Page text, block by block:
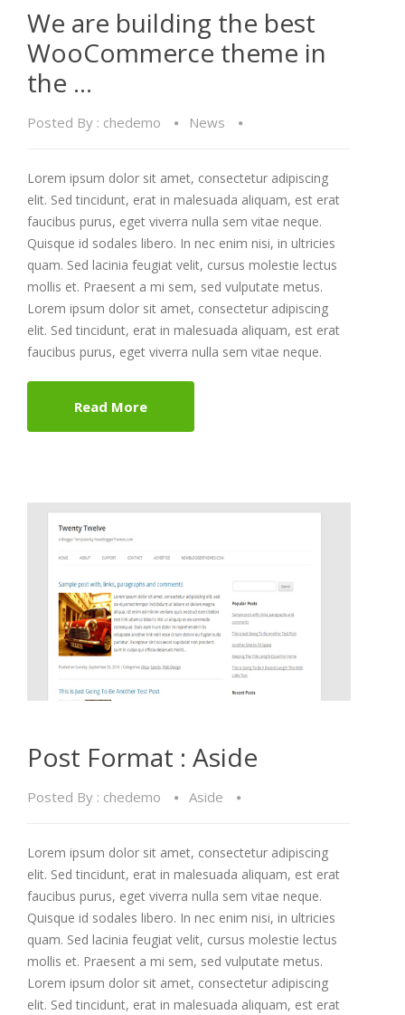
We are building the best
WooCommerce theme in
the …
Posted By : chedemo News
Lorem ipsum dolor sit amet, consectetur adipiscing
elit. Sed tincidunt, erat in malesuada aliquam, est erat
faucibus purus, eget viverra nulla sem vitae neque.
Quisque id sodales libero. In nec enim nisi, in ultricies
quam. Sed lacinia feugiat velit, cursus molestie lectus
mollis et. Praesent a mi sem, sed vulputate metus.
Lorem ipsum dolor sit amet, consectetur adipiscing
elit. Sed tincidunt, erat in malesuada aliquam, est erat
faucibus purus, eget viverra nulla sem vitae neque.
Read More
Post Format : Aside
Posted By : chedemo Aside
Lorem ipsum dolor sit amet, consectetur adipiscing
elit. Sed tincidunt, erat in malesuada aliquam, est erat
faucibus purus, eget viverra nulla sem vitae neque.
Quisque id sodales libero. In nec enim nisi, in ultricies
quam. Sed lacinia feugiat velit, cursus molestie lectus
mollis et. Praesent a mi sem, sed vulputate metus.
Lorem ipsum dolor sit amet, consectetur adipiscing
elit. Sed tincidunt, erat in malesuada aliquam, est erat